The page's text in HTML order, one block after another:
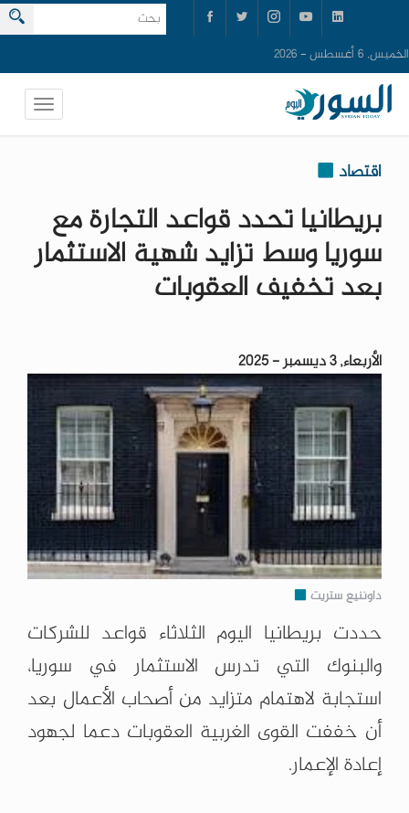
الخميس, 6 أغسطس - 2026
اقتصاد
بريطانيا تحدد قواعد التجارة مع
سوريا وسط تزايد شهية الاستثمار
بعد تخفيف العقوبات
الأربعاء, 3 ديسمبر - 2025
داوننيع ستريت
حددت بريطانيا اليوم الثلاثاء قواعد للشركات
والبنوك التي تدرس الاستثمار في سوريا،
استجابة لاهتمام متزايد من أصحاب الأعمال بعد
أن خففت القوى الغربية العقوبات دعما لجهود
إعادة الإعمار.